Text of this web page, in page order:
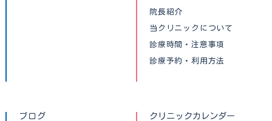
院長紹介
当クリニックについて
診療時間・注意事項
診療予約・利用方法
ブログ クリニックカレンダー